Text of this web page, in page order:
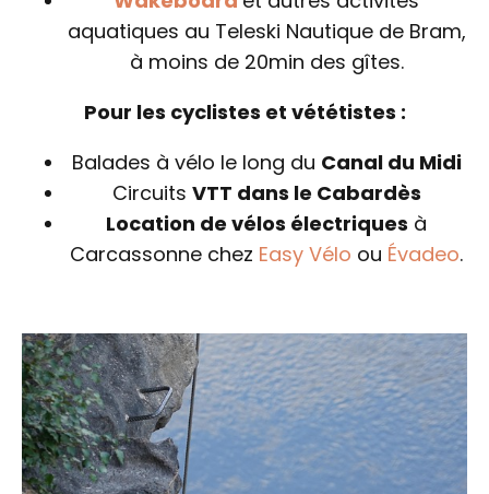
aquatiques au Teleski Nautique de Bram,
à moins de 20min des gîtes.
Pour les cyclistes et vététistes :
Balades à vélo le long du Canal du Midi
Circuits VTT dans le Cabardès
Location de vélos électriques à
Carcassonne chez Easy Vélo ou Évadeo.